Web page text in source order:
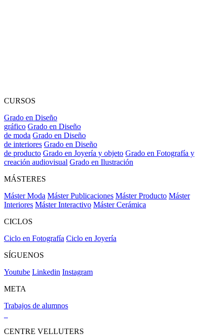
CURSOS
Grado en Diseño
gráfico Grado en Diseño
de moda Grado en Diseño
de interiores Grado en Diseño
de producto Grado en Joyería y objeto Grado en Fotografía y
creación audiovisual Grado en Ilustración
MÁSTERES
Máster Moda Máster Publicaciones Máster Producto Máster
Interiores Máster Interactivo Máster Cerámica
CICLOS
Ciclo en Fotografía Ciclo en Joyería
SÍGUENOS
Youtube Linkedin Instagram
META
Trabajos de alumnos
CENTRE VELLUTERS